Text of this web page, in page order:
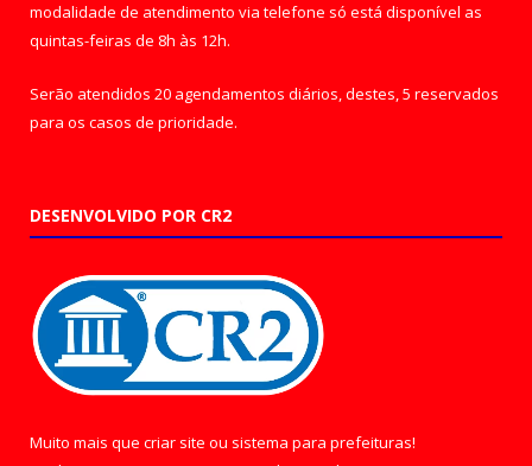
modalidade de atendimento via telefone só está disponível as
quintas-feiras de 8h às 12h.
Serão atendidos 20 agendamentos diários, destes, 5 reservados
para os casos de prioridade.
DESENVOLVIDO POR CR2
Muito mais que criar site ou sistema para prefeituras!